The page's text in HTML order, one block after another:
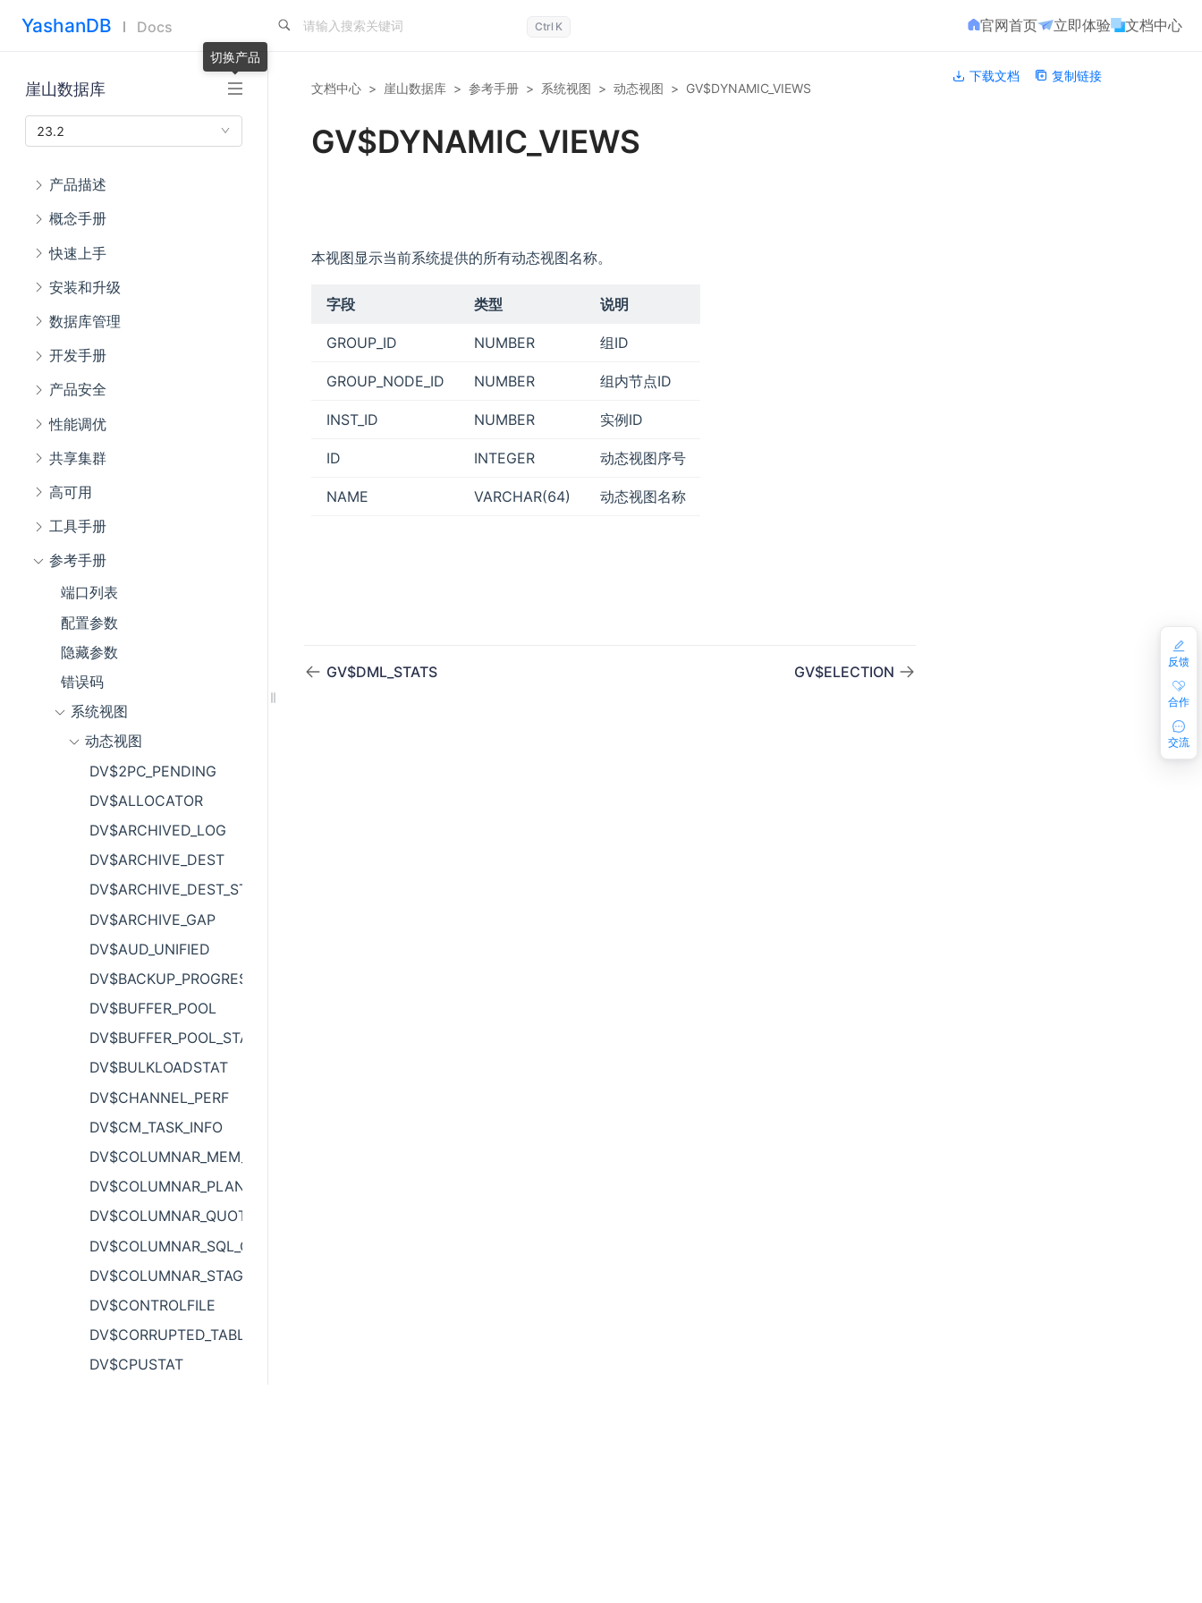
YashanDB Docs Ctrl K 官网首页 立即体验 文档中心
崖山数据库
23.2
产品描述
概念手册
快速上手
安装和升级
数据库管理
开发手册
产品安全
性能调优
共享集群
高可用
工具手册
参考手册
端口列表
配置参数
隐藏参数
错误码
系统视图
动态视图
DV$2PC_PENDING
DV$ALLOCATOR
DV$ARCHIVED_LOG
DV$ARCHIVE_DEST
DV$ARCHIVE_DEST_STATUS
DV$ARCHIVE_GAP
DV$AUD_UNIFIED
DV$BACKUP_PROGRESS
DV$BUFFER_POOL
DV$BUFFER_POOL_STATISTICS
DV$BULKLOADSTAT
DV$CHANNEL_PERF
DV$CM_TASK_INFO
DV$COLUMNAR_MEM_POOL
DV$COLUMNAR_PLAN_QUOTA
DV$COLUMNAR_QUOTA
DV$COLUMNAR_SQL_QUOTA
DV$COLUMNAR_STAGE_QUOTA
DV$CONTROLFILE
DV$CORRUPTED_TABLE
DV$CPUSTAT
文档中心 > 崖山数据库 > 参考手册 > 系统视图 > 动态视图 > GV$DYNAMIC_VIEWS
GV$DYNAMIC_VIEWS
本视图显示当前系统提供的所有动态视图名称。
字段 类型 说明
GROUP_ID NUMBER 组ID
GROUP_NODE_ID NUMBER 组内节点ID
INST_ID NUMBER 实例ID
ID INTEGER 动态视图序号
NAME VARCHAR(64) 动态视图名称
GV$DML_STATS GV$ELECTION
下载文档 复制链接
反馈
合作
交流
切换产品